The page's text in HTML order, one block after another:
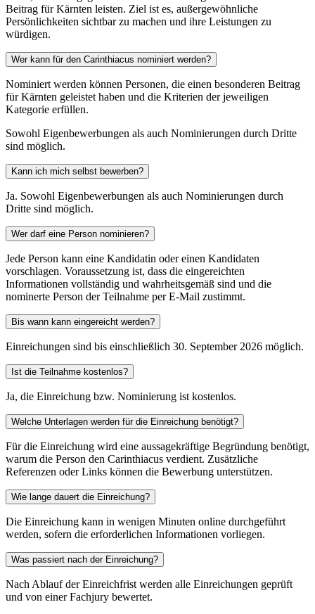
Beitrag für Kärnten leisten. Ziel ist es, außergewöhnliche
Persönlichkeiten sichtbar zu machen und ihre Leistungen zu
würdigen.
Wer kann für den Carinthiacus nominiert werden?
Nominiert werden können Personen, die einen besonderen Beitrag
für Kärnten geleistet haben und die Kriterien der jeweiligen
Kategorie erfüllen.
Sowohl Eigenbewerbungen als auch Nominierungen durch Dritte
sind möglich.
Kann ich mich selbst bewerben?
Ja. Sowohl Eigenbewerbungen als auch Nominierungen durch
Dritte sind möglich.
Wer darf eine Person nominieren?
Jede Person kann eine Kandidatin oder einen Kandidaten
vorschlagen. Voraussetzung ist, dass die eingereichten
Informationen vollständig und wahrheitsgemäß sind und die
nominerte Person der Teilnahme per E-Mail zustimmt.
Bis wann kann eingereicht werden?
Einreichungen sind bis einschließlich 30. September 2026 möglich.
Ist die Teilnahme kostenlos?
Ja, die Einreichung bzw. Nominierung ist kostenlos.
Welche Unterlagen werden für die Einreichung benötigt?
Für die Einreichung wird eine aussagekräftige Begründung benötigt,
warum die Person den Carinthiacus verdient. Zusätzliche
Referenzen oder Links können die Bewerbung unterstützen.
Wie lange dauert die Einreichung?
Die Einreichung kann in wenigen Minuten online durchgeführt
werden, sofern die erforderlichen Informationen vorliegen.
Was passiert nach der Einreichung?
Nach Ablauf der Einreichfrist werden alle Einreichungen geprüft
und von einer Fachjury bewertet.